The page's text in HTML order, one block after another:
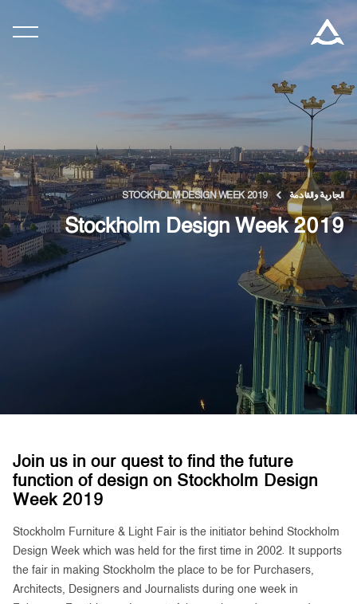
المنتجات
التكنولوجيا والسلامة
المدونة والأخبار
نبذة عن ARITCO
للمحترفين
اطلب جهاز هوم كيت الرقمي
ابق على تواصل معنا
اطلب تقدير السعر
AR
الجارية والقادمة STOCKHOLM DESIGN WEEK 2019
Stockholm Design Week 2019
Join us in our quest to find the future
function of design on Stockholm Design
Week 2019
Stockholm Furniture & Light Fair is the initiator behind Stockholm
Design Week which was held for the first time in 2002. It supports
the fair in making Stockholm the place to be for Purchasers,
Architects, Designers and Journalists during one week in